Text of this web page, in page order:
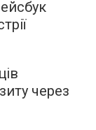
через